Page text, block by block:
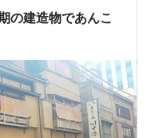
の建造物であんこ